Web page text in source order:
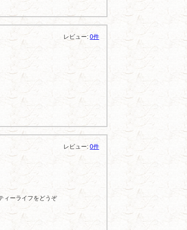
レビュー: 0件
レビュー: 0件
ィーライフをどうぞ